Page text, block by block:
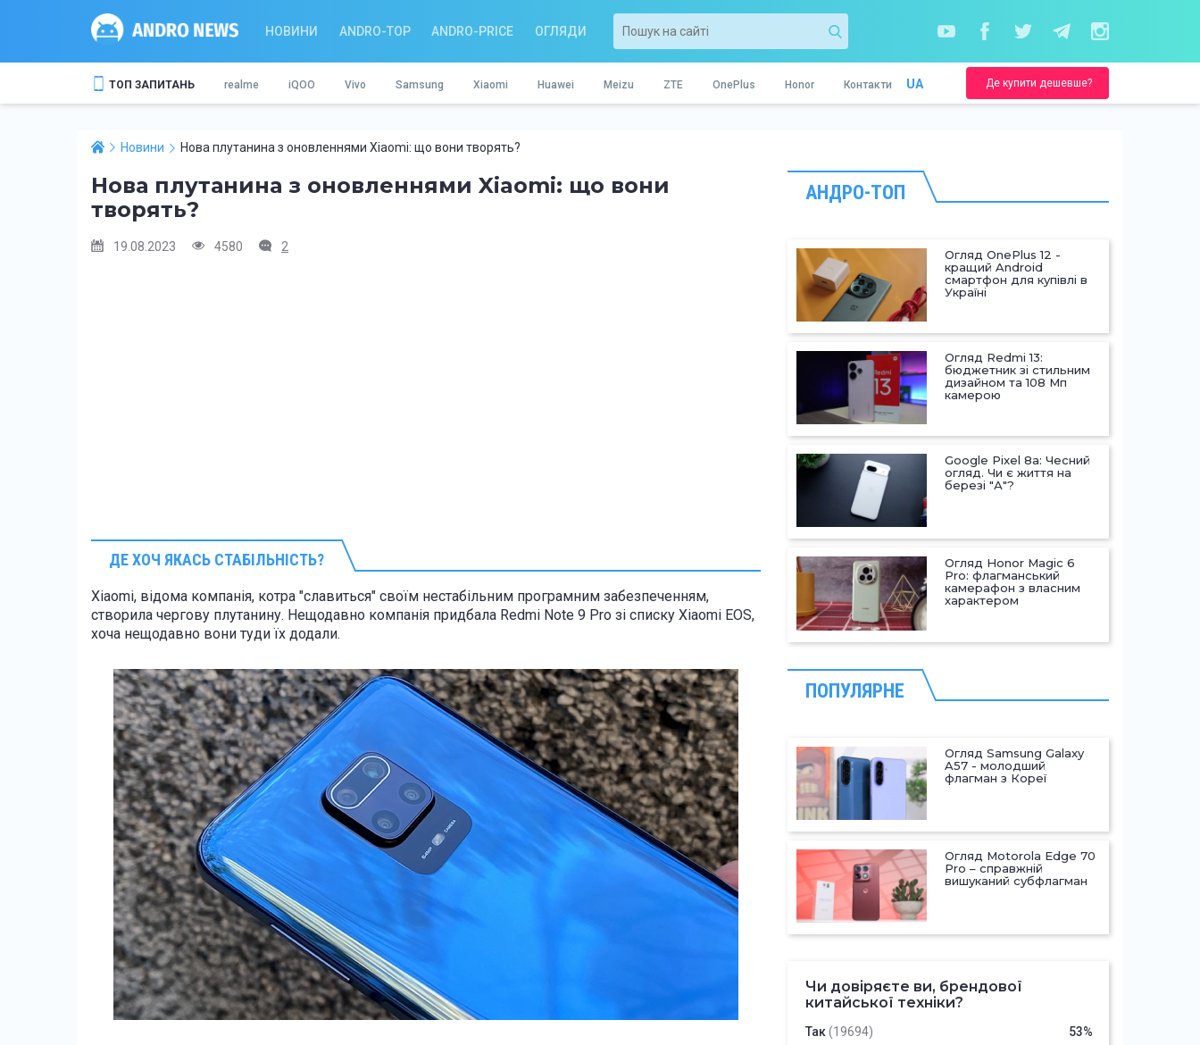
НОВИНИ ANDRO-TOP ANDRO-PRICE ОГЛЯДИ
ТОП ЗАПИТАНЬ realme iQOO Vivo Samsung Xiaomi Huawei Meizu ZTE OnePlus Honor Контакти UA Де купити дешевше?
Новини Нова плутанина з оновленнями Xiaomi: що вони творять?
Нова плутанина з оновленнями Xiaomi: що вони
творять?
19.08.2023 4580 2
ДЕ ХОЧ ЯКАСЬ СТАБІЛЬНІСТЬ?
Xiaomi, відома компанія, котра "славиться" своїм нестабільним програмним забезпеченням,
створила чергову плутанину. Нещодавно компанія придбала Redmi Note 9 Pro зі списку Xiaomi EOS,
хоча нещодавно вони туди їх додали.
АНДРО-ТОП
Огляд OnePlus 12 -
кращий Android
смартфон для купівлі в
Україні
Огляд Redmi 13:
бюджетник зі стильним
дизайном та 108 Мп
камерою
Google Pixel 8a: Чесний
огляд. Чи є життя на
березі "А"?
Огляд Honor Magic 6
Pro: флагманський
камерафон з власним
характером
ПОПУЛЯРНЕ
Огляд Samsung Galaxy
A57 - молодший
флагман з Кореї
Огляд Motorola Edge 70
Pro – справжній
вишуканий субфлагман
Чи довіряєте ви, брендової
китайської техніки?
Так(19694) 53%